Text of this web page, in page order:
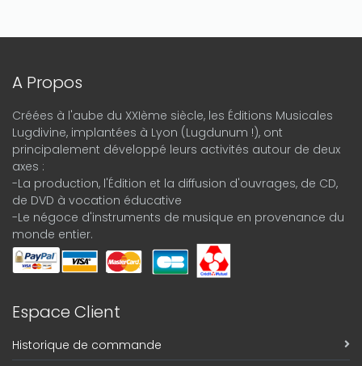
A Propos
Créées à l'aube du XXIème siècle, les Éditions Musicales
Lugdivine, implantées à Lyon (Lugdunum !), ont
principalement développé leurs activités autour de deux
axes :
-La production, l'Édition et la diffusion d'ouvrages, de CD,
de DVD à vocation éducative
-Le négoce d'instruments de musique en provenance du
monde entier.
Espace Client
Historique de commande